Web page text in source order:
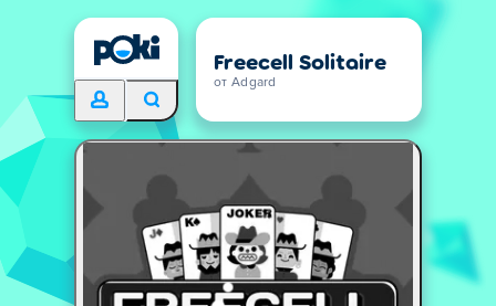
Freecell Solitaire
от Adgard